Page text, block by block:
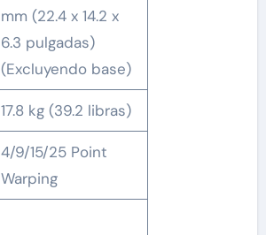
mm (22.4 x 14.2 x
6.3 pulgadas)
(Excluyendo base)
17.8 kg (39.2 libras)
4/9/15/25 Point
Warping